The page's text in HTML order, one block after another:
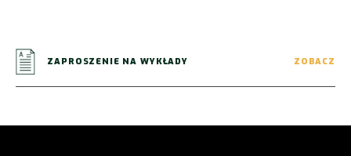
ZAPROSZENIE NA WYKŁADY ZOBACZ